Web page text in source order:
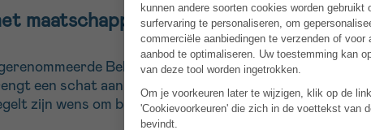
maatschappelijke betrokkenheid
Belgische econoom, doctor in de
een schat aan ervaring mee op het vlak van
zijn wens om bij te dragen aanmaatschappelijk